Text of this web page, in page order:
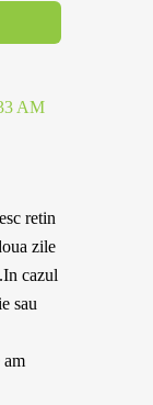
AM
retin
zile
cazul
sau
am